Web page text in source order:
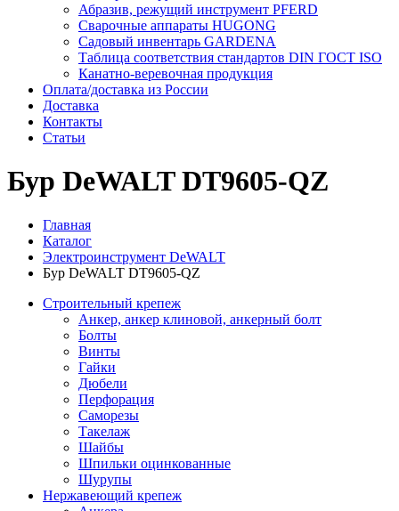
Абразив, режущий инструмент PFERD
Сварочные аппараты HUGONG
Садовый инвентарь GARDENA
Таблица соответствия стандартов DIN ГОСТ ISO
Канатно-веревочная продукция
Оплата/доставка из России
Доставка
Контакты
Статьи
Бур DeWALT DT9605-QZ
Главная
Каталог
Электроинструмент DeWALT
Бур DeWALT DT9605-QZ
Строительный крепеж
Анкер, анкер клиновой, анкерный болт
Болты
Винты
Гайки
Дюбели
Перфорация
Саморезы
Такелаж
Шайбы
Шпильки оцинкованные
Шурупы
Нержавеющий крепеж